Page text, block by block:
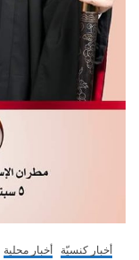
أخبار كنسيّة أخبار محلية